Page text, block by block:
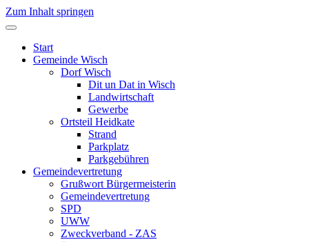
Zum Inhalt springen
Start
Gemeinde Wisch
Dorf Wisch
Dit un Dat in Wisch
Landwirtschaft
Gewerbe
Ortsteil Heidkate
Strand
Parkplatz
Parkgebühren
Gemeindevertretung
Grußwort Bürgermeisterin
Gemeindevertretung
SPD
UWW
Zweckverband - ZAS